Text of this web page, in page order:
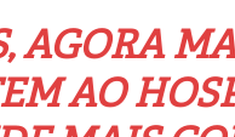
AGORA
AO